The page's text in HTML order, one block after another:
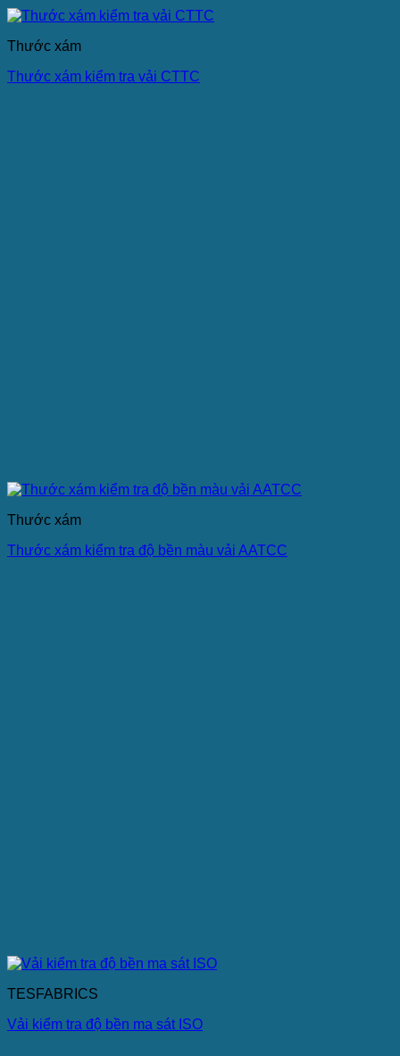
Thước xám
Thước xám kiểm tra vải CTTC
Thước xám
Thước xám kiểm tra độ bền màu vải AATCC
TESFABRICS
Vải kiểm tra độ bền ma sát ISO